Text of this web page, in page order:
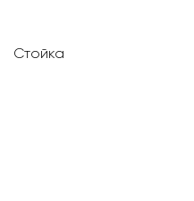
Стойка